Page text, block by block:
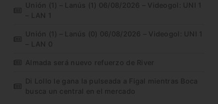
Unión (1) – Lanús (1) 06/08/2026 – Videogol: UNI 1
– LAN 1
Unión (1) – Lanús (0) 06/08/2026 – Videogol: UNI 1
– LAN 0
Almada será nuevo refuerzo de River
Di Lollo le gana la pulseada a Figal mientras Boca
busca un central en el mercado